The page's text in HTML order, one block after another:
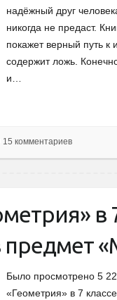
надёжный друг
никогда не предаст.
покажет верный путь к
содержит ложь.
и…
15 комментариев
в
Было просмотрено 5
«Геометрия» в 7